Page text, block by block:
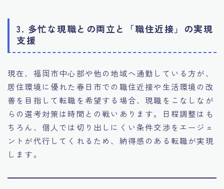
3. 多忙な現職との両立と「職住近接」の実現
支援
現在、福岡市中心部や他の地域へ通勤している方が、
居住環境に優れた春日市での職住近接や生活環境の改
善を目指して転職を希望する場合、現職をこなしなが
らの選考対策は時間との戦いあります。日程調整はも
ちろん、個人では切り出しにくい条件交渉をエージェ
ントが代行してくれるため、納得感のある転職が実現
します。